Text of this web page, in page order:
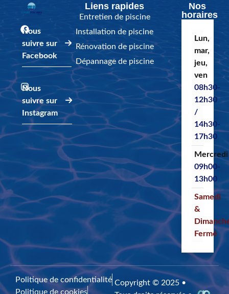
Nous
suivre sur
Facebook
Nous
suivre sur
Instagram
Liens rapides
Entretien de piscine
Installation de piscine
Rénovation de piscine
Dépannage de piscine
Nos
horaires
Lun,
mar,
jeu,
ven
08h30-
12h30
/
14h30-
17h30
Mercredi
09h00-
13h00
Samedi
&
Fermé
Politique de confidentialité
Politique de cookies
Copyright © 2025 •